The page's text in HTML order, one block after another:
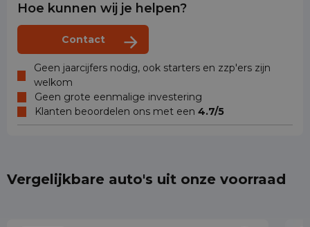
Hoe kunnen wij je helpen?
Contact
Geen jaarcijfers nodig, ook starters en zzp'ers zijn
welkom
Geen grote eenmalige investering
Klanten beoordelen ons met een 4.7/5
Vergelijkbare auto's uit onze voorraad